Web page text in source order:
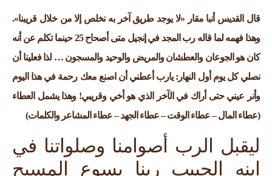
قال القديس أنبا مقار «لا يوجد طريق آخر به نخلص إلا من خلال قريبنا».
وهذا فهمه لما قاله رب المجد في إنجيل متى أصحاح 25 حينما تكلم عن أنه
كان هو الجوعان والعطشان والمريض والوحيد والمسجون … لذا فعلينا أن
نصلي كل يوم أول النهار: يارب أعطني أن اصنع معك رحمة في هذا اليوم
وأنر عيني حتى أراك في الآخر الذي هو أخي وقريبي! وهذا يشمل العطاء
(عطاء المال – عطاء الوقت – عطاء الجهد – عطاء المشاعر والكلمات)
ليقبل الرب أصوامنا وصلواتنا في
ابنه الحبيب ربنا يسوع المسيح